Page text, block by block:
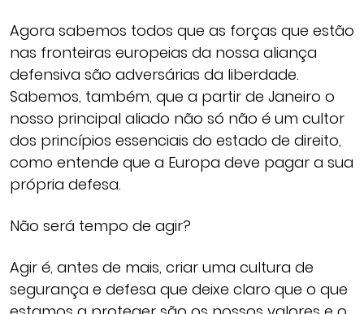
Agora sabemos todos que as forças que estão
nas fronteiras europeias da nossa aliança
defensiva são adversárias da liberdade.
Sabemos, também, que a partir de Janeiro o
nosso principal aliado não só não é um cultor
dos princípios essenciais do estado de direito,
como entende que a Europa deve pagar a sua
própria defesa.
Não será tempo de agir?
Agir é, antes de mais, criar uma cultura de
segurança e defesa que deixe claro que o que